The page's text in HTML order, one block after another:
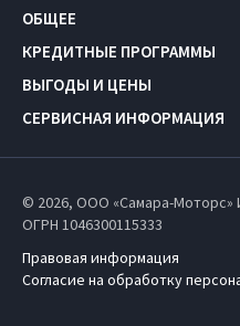
ОБЩЕЕ
КРЕДИТНЫЕ ПРОГРАММЫ
ВЫГОДЫ И ЦЕНЫ
СЕРВИСНАЯ ИНФОРМАЦИЯ
© 2026, ООО «Самара-Моторс»
ОГРН 1046300115333
Правовая информация
Согласие на обработку